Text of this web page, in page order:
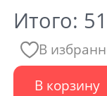
600*1900 мм.
700*1900 мм.
800*1900
Итого:
В
В корзину